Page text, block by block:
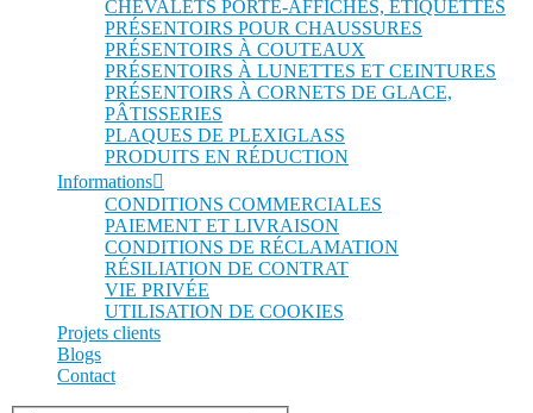
CHEVALETS PORTE-AFFICHES, ÉTIQUETTES
PRÉSENTOIRS POUR CHAUSSURES
PRÉSENTOIRS À COUTEAUX
PRÉSENTOIRS À LUNETTES ET CEINTURES
PRÉSENTOIRS À CORNETS DE GLACE,
PÂTISSERIES
PLAQUES DE PLEXIGLASS
PRODUITS EN RÉDUCTION
Informations
CONDITIONS COMMERCIALES
PAIEMENT ET LIVRAISON
CONDITIONS DE RÉCLAMATION
RÉSILIATION DE CONTRAT
VIE PRIVÉE
UTILISATION DE COOKIES
Projets clients
Blogs
Contact